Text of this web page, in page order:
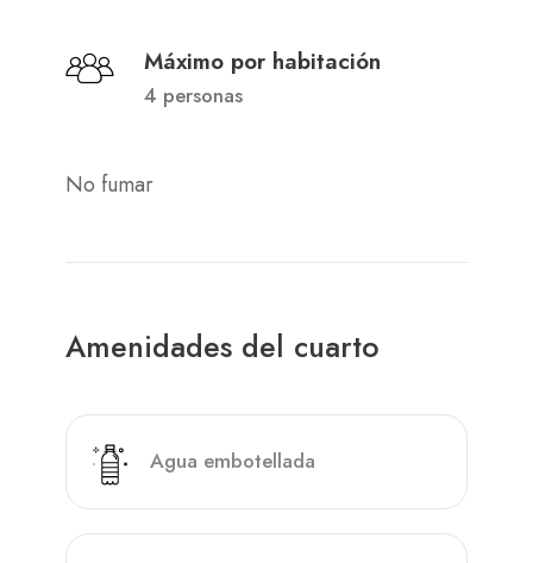
Máximo por habitación
4 personas
No fumar
Amenidades del cuarto
Agua embotellada